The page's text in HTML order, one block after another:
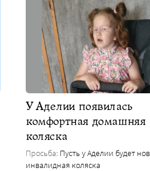
У Аделии появилась
комфортная домашняя
коляска
Просьба: Пусть у Аделии будет
инвалидная коляска